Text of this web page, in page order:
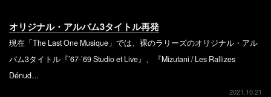
オリジナル・アルバム3タイトル再発
現在「The Last One Musique」では、裸のラリーズのオリジナル・アル
バム3タイトル『’67-’69 Studio et Live』、『Mizutani / Les Rallizes
Dénud…
2021.10.21